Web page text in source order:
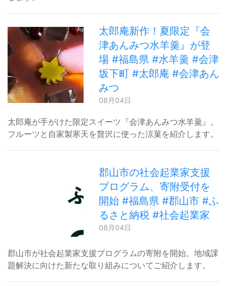
太郎庵新作！夏限定『会
津あんみつ水羊羹』が登
場 #福島県 #水羊羹 #会津
坂下町 #太郎庵 #会津あん
みつ
08月04日
太郎庵が手がけた限定スイーツ『会津あんみつ水羊羹』。
フルーツと自家製寒天を贅沢に使った涼菓を紹介します。
郡山市の社会起業家支援
プログラム、寄附受付を
開始 #福島県 #郡山市 #ふ
るさと納税 #社会起業家
08月04日
郡山市が社会起業家支援プログラムの寄附を開始。地域課
題解決に向けた新たな取り組みについてご紹介します。